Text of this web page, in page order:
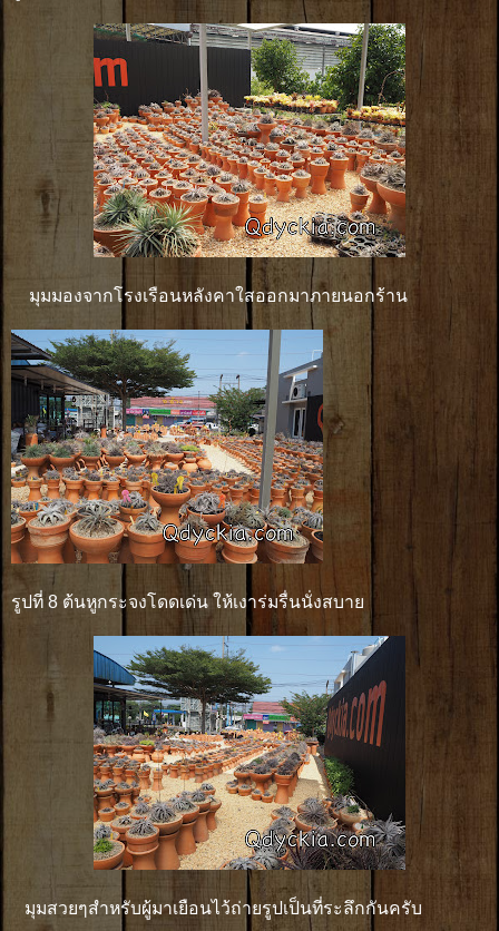
มุมมองจากโรงเรือนหลังคาใสออกมาภายนอกร้าน
รูปที่ 8 ต้นหูกระจงโดดเด่น ให้เงาร่มรื่นนั่งสบาย
มุมสวยๆสำหรับผู้มาเยือนไว้ถ่ายรูปเป็นที่ระลึกกันครับ